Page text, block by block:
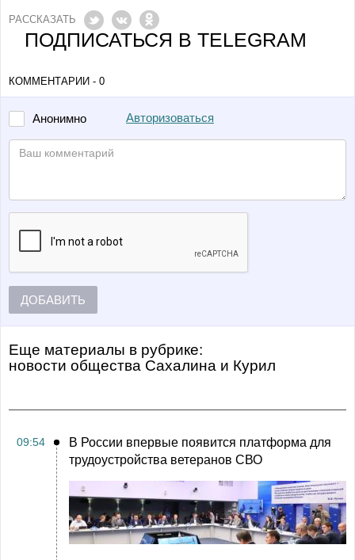
РАССКАЗАТЬ
ПОДПИСАТЬСЯ В TELEGRAM
КОММЕНТАРИИ - 0
Анонимно Авторизоваться
ДОБАВИТЬ
Еще материалы в рубрике:
Новости общества Сахалина и Курил
09:54
В России впервые появится платформа для
трудоустройства ветеранов СВО